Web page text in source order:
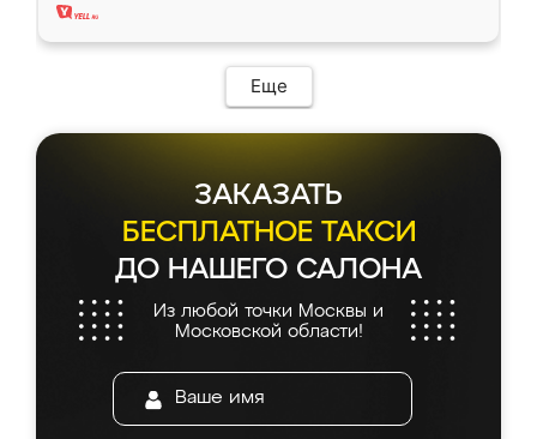
Еще
ЗАКАЗАТЬ
БЕСПЛАТНОЕ ТАКСИ
ДО НАШЕГО САЛОНА
Из любой точки Москвы и
Московской области!